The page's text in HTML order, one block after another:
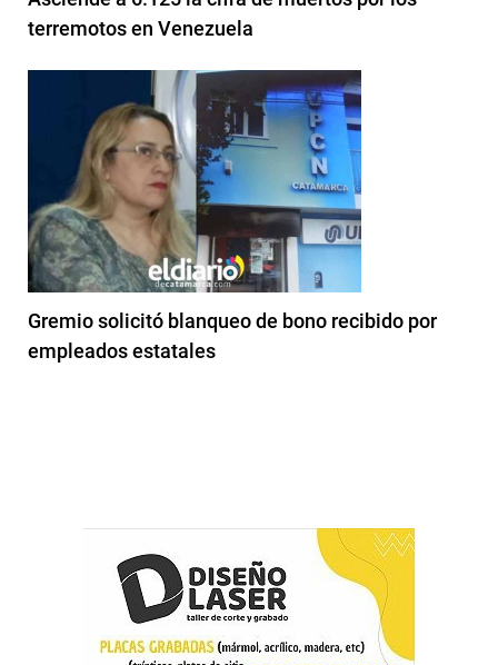
terremotos en Venezuela
Gremio solicitó blanqueo de bono recibido por
empleados estatales